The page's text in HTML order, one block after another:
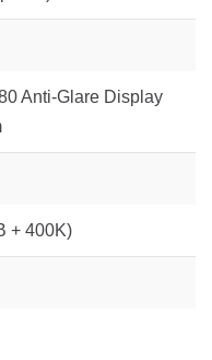
Anti-Glare Display
+ 400K)